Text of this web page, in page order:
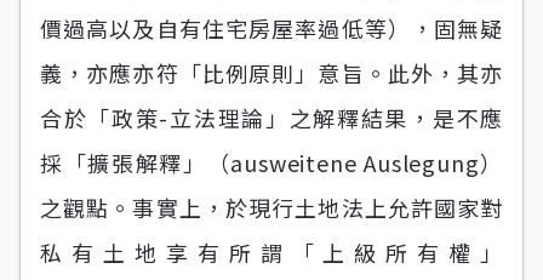
價過高以及自有住宅房屋率過低等），固無疑
義，亦應亦符「比例原則」意旨。此外，其亦
合於「政策-立法理論」之解釋結果，是不應
採「擴張解釋」（ausweitene Auslegung）
之觀點。事實上，於現行土地法上允許國家對
私有土地享有所謂「上級所有權」